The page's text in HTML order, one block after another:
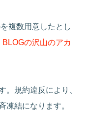
複数用意したとし
BLOGの沢山のアカ
。規約違反により、
凍結になります。